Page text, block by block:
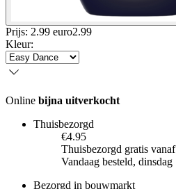
Prijs: 2.99 euro2.99
Kleur:
Online bijna uitverkocht
Thuisbezorgd
€4.95
Thuisbezorgd gratis
Vandaag besteld,
Bezorgd in bouwmarkt